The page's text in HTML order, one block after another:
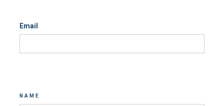
Email
NAME